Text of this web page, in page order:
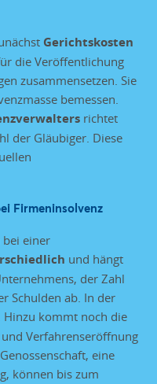
Gerichtskosten
die Veröffentlichung
zusammensetzen. Sie
bemessen.
richtet
der Gläubiger. Diese
Firmeninsolvenz
bei einer
und hängt
der Zahl
Schulden ab. In der
Hinzu kommt noch die
Verfahrenseröffnung
eine
können bis zum